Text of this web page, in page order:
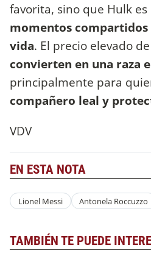
favorita, sino que Hulk es
momentos compartidos
vida. El precio elevado
convierten en una raza
principalmente para
compañero leal y
VDV
EN ESTA NOTA
Lionel Messi Antonela Roccuzzo
TAMBIÉN TE PUEDE